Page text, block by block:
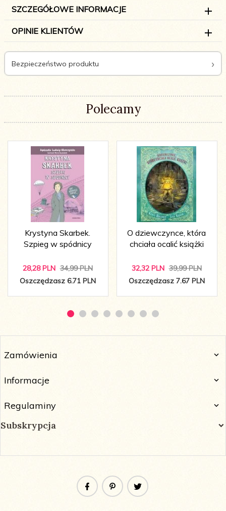
SZCZEGÓŁOWE INFORMACJE
OPINIE KLIENTÓW
Bezpieczeństwo produktu
Polecamy
Krystyna Skarbek.
Szpieg w spódnicy
28,28 PLN 34,99 PLN
Oszczędzasz 6.71 PLN
O dziewczynce, która
chciała ocalić książki
32,32 PLN 39,99 PLN
Oszczędzasz 7.67 PLN
Zamówienia
Informacje
Regulaminy
Subskrypcja